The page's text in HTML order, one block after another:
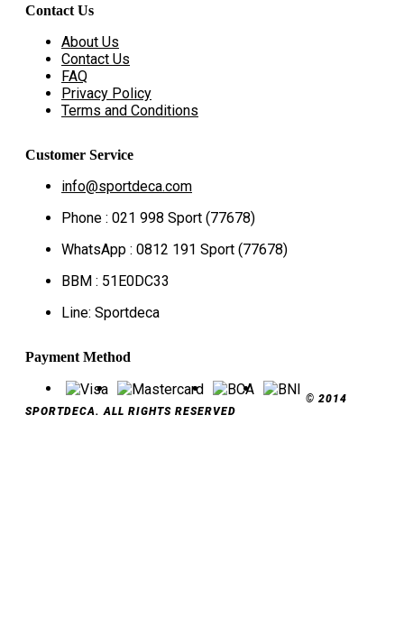
Contact Us
About Us
Contact Us
FAQ
Privacy Policy
Terms and Conditions
Customer Service
info@sportdeca.com
Phone : 021 998 Sport (77678)
WhatsApp : 0812 191 Sport (77678)
BBM : 51E0DC33
Line: Sportdeca
Payment Method
© 2014
SPORTDECA. ALL RIGHTS RESERVED